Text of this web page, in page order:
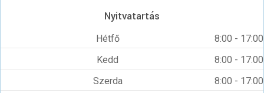
Nyitvatartás
Hétfő
8:00 - 17:00
Kedd
8:00 - 17:00
Szerda
8:00 - 17:00